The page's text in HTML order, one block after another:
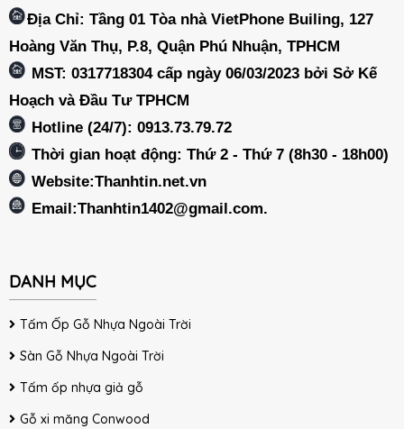
Địa Chỉ: Tầng 01 Tòa nhà VietPhone Builing, 127
Hoàng Văn Thụ, P.8, Quận Phú Nhuận, TPHCM
MST: 0317718304 cấp ngày 06/03/2023 bởi Sở Kế
Hoạch và Đầu Tư TPHCM
Hotline (24/7): 0913.73.79.72
Thời gian hoạt động: Thứ 2 - Thứ 7 (8h30 - 18h00)
Website:Thanhtin.net.vn
Email:Thanhtin1402@gmail.com.
DANH MỤC
Tấm Ốp Gỗ Nhựa Ngoài Trời
Sàn Gỗ Nhựa Ngoài Trời
Tấm ốp nhựa giả gỗ
Gỗ xi măng Conwood